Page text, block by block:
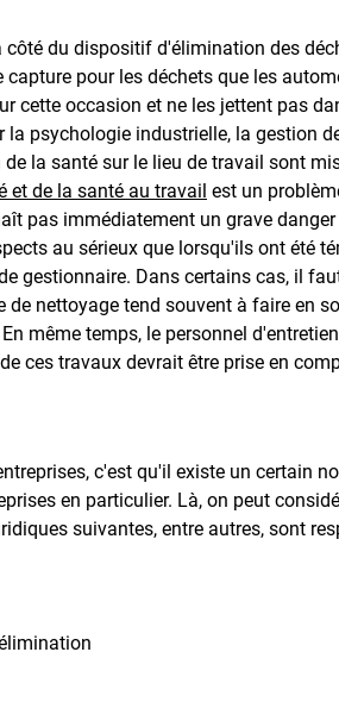
du dispositif d'élimination des
pour les déchets que les
cette occasion et ne les jettent pas
psychologie industrielle, la gestion
la santé sur le lieu de travail sont
et de la santé au travail est un
pas immédiatement un grave
au sérieux que lorsqu'ils ont été
gestionnaire. Dans certains cas, il
de nettoyage tend souvent à faire en
même temps, le personnel
ces travaux devrait être prise en
c'est qu'il existe un certain
en particulier. Là, on peut
suivantes, entre autres, sont